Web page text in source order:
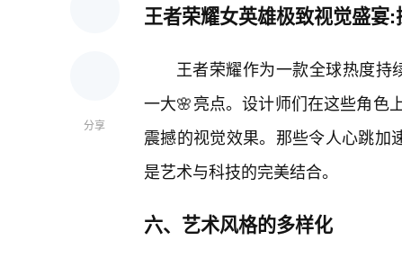
分享
王者荣耀女英雄极致视觉盛宴
王者荣耀作为一款全球热度持
一大🌸亮点。设计师们在这些角色
震撼的视觉效果。那些令人心跳加
是艺术与科技的完美结合。
六、艺术风格的多样化